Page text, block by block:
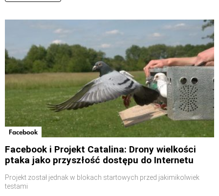
Facebook
Facebook i Projekt Catalina: Drony wielkości
ptaka jako przyszłość dostępu do Internetu
Projekt został jednak w blokach startowych przed jakimikolwiek
testami